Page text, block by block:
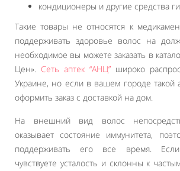
кондиционеры и другие средства
Такие товары не относятся к
поддерживать здоровье волос на
необходимое вы можете заказать в
Цен». Сеть аптек “АНЦ” широко
Украине, но если в вашем городе такой
оформить заказ с доставкой на дом.
На внешний вид волос
оказывает состояние иммунитета,
поддерживать его все время.
чувствуете усталость и склонны к